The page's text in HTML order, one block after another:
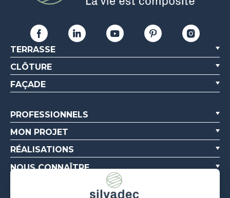
TERRASSE
CLÔTURE
FAÇADE
PROFESSIONNELS
MON PROJET
RÉALISATIONS
NOUS CONNAÎTRE